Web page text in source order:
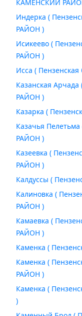
КАМЕНСКИЙ
Индерка (
РАЙОН )
Исикеево (
РАЙОН )
Исса (
Казанская
РАЙОН )
Казарка (
Казачья
РАЙОН )
Казеевка (
РАЙОН )
Калдуссы (
Калиновка (
РАЙОН )
Камаевка (
РАЙОН )
Каменка (
Каменка (
РАЙОН )
Каменка (
)